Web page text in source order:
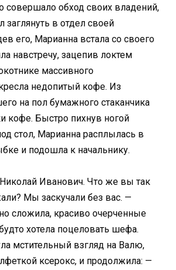
совершало обход своих владений,
в отдел своей
его, Марианна встала со своего
навстречу, зацепив локтем
массивного
недопитый кофе. Из
на пол бумажного стаканчика
кофе. Быстро пихнув ногой
стол, Марианна расплылась в
и подошла к начальнику.
Иванович. Что же вы так
Мы заскучали без вас. —
сложила, красиво очерченные
хотела поцеловать шефа.
мстительный взгляд на Валю,
ксерокс, и продолжила: —